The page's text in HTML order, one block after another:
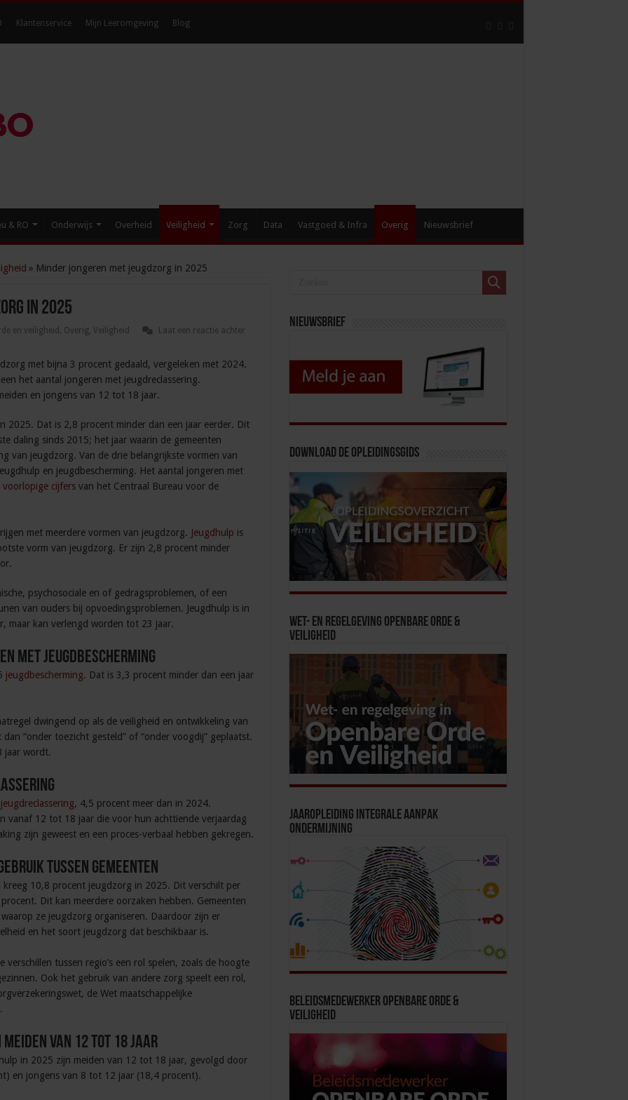
Klantenservice Mijn Leeromgeving Blog
& RO Onderwijs Overheid Veiligheid Zorg Data Vastgoed & Infra Overig Nieuwsbrief
» Minder jongeren met jeugdzorg in 2025
in 2025
en veiligheid , Overig, Veiligheid
Laat een reactie achter
met bijna 3 procent gedaald, vergeleken met 2024.
het aantal jongeren met jeugdreclassering.
en jongens van 12 tot 18 jaar.
2025. Dat is 2,8 procent minder dan een jaar eerder. Dit
daling sinds 2015; het jaar waarin de gemeenten
van jeugdzorg. Van de drie belangrijkste vormen van
en jeugdbescherming. Het aantal jongeren met
voorlopige cijfersvan het Centraal Bureau voor de
met meerdere vormen van jeugdzorg. Jeugdhulp is
vorm van jeugdzorg. Er zijn 2,8 procent minder
psychosociale en of gedragsproblemen, of een
van ouders bij opvoedingsproblemen. Jeugdhulp is in
maar kan verlengd worden tot 23 jaar.
met jeugdbescherming
jeugdbescherming. Dat is 3,3 procent minder dan een jaar
dwingend op als de veiligheid en ontwikkeling van
“onder toezicht gesteld” of “onder voogdij” geplaatst.
jaar wordt.
jeugdreclassering, 4,5 procent meer dan in 2024.
vanaf 12 tot 18 jaar die voor hun achttiende verjaardag
zijn geweest en een proces-verbaal hebben gekregen.
tussen gemeenten
10,8 procent jeugdzorg in 2025. Dit verschilt per
Dit kan meerdere oorzaken hebben. Gemeenten
ze jeugdzorg organiseren. Daardoor zijn er
en het soort jeugdzorg dat beschikbaar is.
verschillen tussen regio’s een rol spelen, zoals de hoogte
Ook het gebruik van andere zorg speelt een rol,
de Wet maatschappelijke
van 12 tot 18 jaar
in 2025 zijn meiden van 12 tot 18 jaar, gevolgd door
en jongens van 8 tot 12 jaar (18,4 procent).
Nieuwsbrief
Download de opleidingsgids
Wet- en Regelgeving Openbare Orde &
Veiligheid
Jaaropleiding Integrale Aanpak
Ondermijning
Beleidsmedewerker Openbare Orde &
Veiligheid